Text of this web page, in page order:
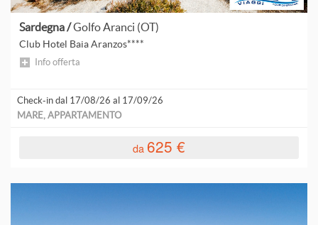
Sardegna /Golfo Aranci (OT)
Club Hotel Baia Aranzos****
Info offerta
Check-in dal 17/08/26 al 17/09/26
MARE, APPARTAMENTO
da 625 €